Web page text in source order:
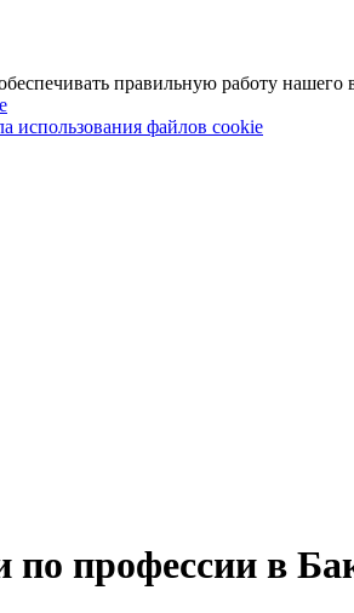
правильную работу нашего
использования файлов cookie
по профессии в